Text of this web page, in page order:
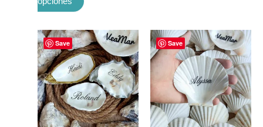
Save
Rango
de
precios:
desde
€50.48
hasta
€639.43
Este
producto
tiene
múltiples
variantes.
Las
opciones
Save
Rango
de
precios:
desde
€41.74
hasta
€528.66
Este
producto
tiene
múltiples
variantes.
Las
opciones